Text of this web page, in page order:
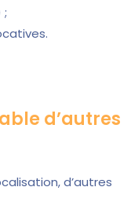
;
d’autres
d’autres